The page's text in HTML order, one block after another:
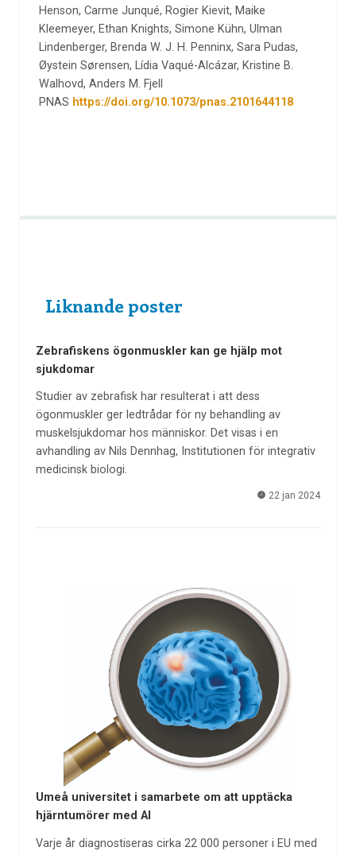
Henson, Carme Junqué, Rogier Kievit, Maike
Kleemeyer, Ethan Knights, Simone Kühn, Ulman
Lindenberger, Brenda W. J. H. Penninx, Sara Pudas,
Øystein Sørensen, Lídia Vaqué-Alcázar, Kristine B.
Walhovd, Anders M. Fjell
PNAS https://doi.org/10.1073/pnas.2101644118
Liknande poster
Zebrafiskens ögonmuskler kan ge hjälp mot
sjukdomar
Studier av zebrafisk har resulterat i att dess
ögonmuskler ger ledtrådar för ny behandling av
muskelsjukdomar hos människor. Det visas i en
avhandling av Nils Dennhag, Institutionen för integrativ
medicinsk biologi.
22 jan 2024
Umeå universitet i samarbete om att upptäcka
hjärntumörer med AI
Varje år diagnostiseras cirka 22 000 personer i EU med